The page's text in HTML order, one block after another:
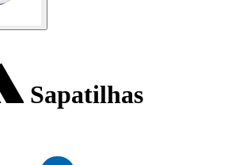
Sapatilhas